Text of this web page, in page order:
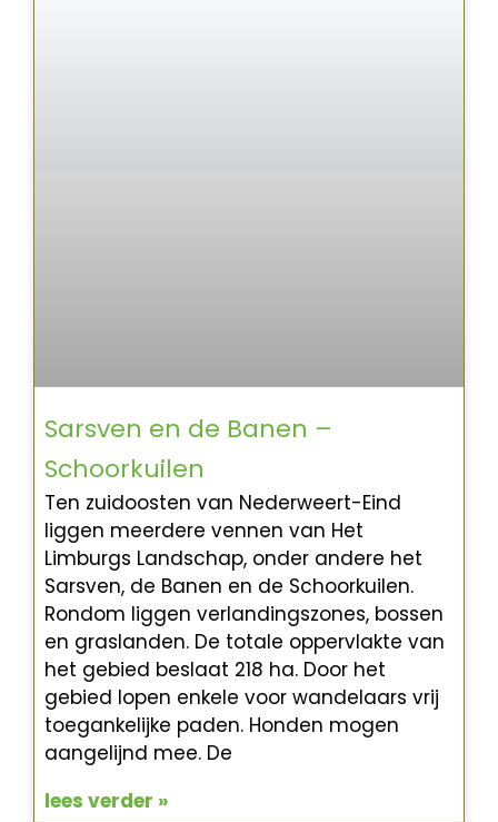
Sarsven en de Banen –
Schoorkuilen
Ten zuidoosten van Nederweert-Eind
liggen meerdere vennen van Het
Limburgs Landschap, onder andere het
Sarsven, de Banen en de Schoorkuilen.
Rondom liggen verlandingszones, bossen
en graslanden. De totale oppervlakte van
het gebied beslaat 218 ha. Door het
gebied lopen enkele voor wandelaars vrij
toegankelijke paden. Honden mogen
aangelijnd mee. De
lees verder »